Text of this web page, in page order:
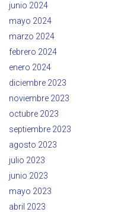
junio 2024
mayo 2024
marzo 2024
febrero 2024
enero 2024
diciembre 2023
noviembre 2023
octubre 2023
septiembre 2023
agosto 2023
julio 2023
junio 2023
mayo 2023
abril 2023